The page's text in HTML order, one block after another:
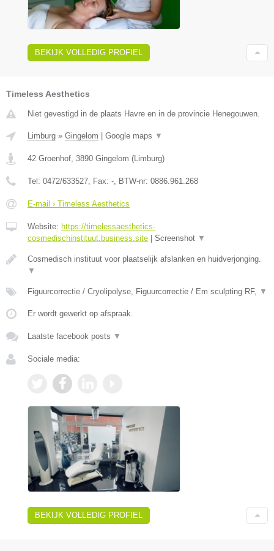
BEKIJK VOLLEDIG PROFIEL
Timeless Aesthetics
Niet gevestigd in de plaats Havre en in de provincie Henegouwen.
Limburg » Gingelom Google maps ▼
42 Groenhof, 3890 Gingelom (Limburg)
Tel: 0472/633527, Fax: -, BTW-nr: 0886.961.268
E-mail › Timeless Aesthetics
Website: https://timelessaesthetics-
cosmedischinstituut.business.site
Screenshot ▼
Cosmedisch instituut voor plaatselijk afslanken en huidverjonging.
▼
Figuurcorrectie / Cryolipolyse, Figuurcorrectie / Em sculpting RF, ▼
Er wordt gewerkt op afspraak.
Laatste facebook posts ▼
Sociale media:
BEKIJK VOLLEDIG PROFIEL